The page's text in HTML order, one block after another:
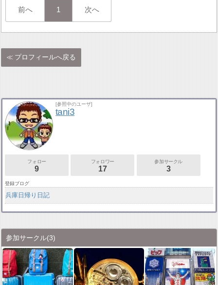
前へ 1 次へ
プロフィールへ戻る
[参照中のユーザ]
tani3
フォロー
9
フォロワー
17
参加サークル
3
登録ブログ
兵庫日帰り日記
参加サークル(3)